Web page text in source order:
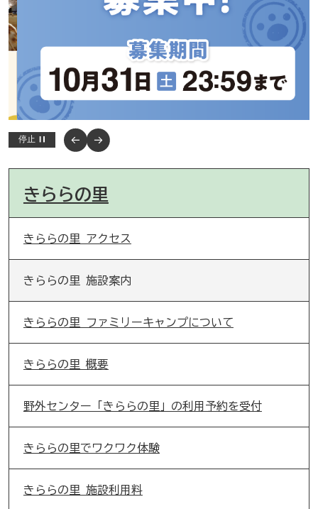
停止
きららの里
きららの里 アクセス
きららの里 施設案内
きららの里 ファミリーキャンプについて
きららの里 概要
野外センター「きららの里」の利用予約を受付
きららの里でワクワク体験
きららの里 施設利用料